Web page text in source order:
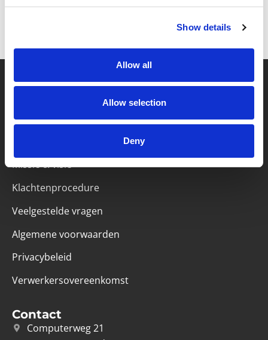
Show details
Allow all
Allow selection
Deny
Partner van mentoren
Missie & visie
Klachtenprocedure
Veelgestelde vragen
Algemene voorwaarden
Privacybeleid
Verwerkersovereenkomst
Contact
Computerweg 21